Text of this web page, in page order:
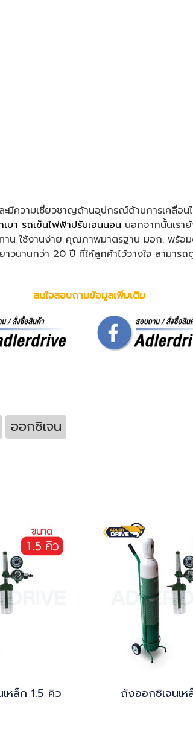
ความเชี่ยวชาญด้านอุปกรณ์ด้านการเคลื่อ
บา รถเข็นไฟฟ้าปรับเอนนอน นอกจากนั้นเรา
น ใช้งานง่าย คุณภาพมาตรฐาน มอก. พร้อ
นานกว่า 20 ปี ที่ให้ลูกค้าไว้วางใจ สามาร
สนใจสอบถามข้อมูลเพิ่มเติม
ออกซิเจน
หล็ก 1.5 คิว ถังออกซิเจนเ